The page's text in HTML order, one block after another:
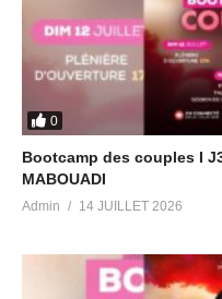
0
Bootcamp des couples I
MABOUADI
Admin 14 JUILLET 2026